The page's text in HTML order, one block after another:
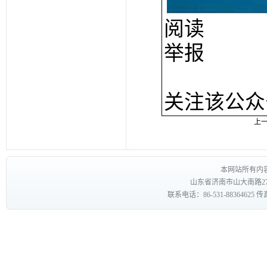
阅读
举报
关注该公
上
本网站所有内
山东省济南市山大南路
联系电话：86-531-88364625 传